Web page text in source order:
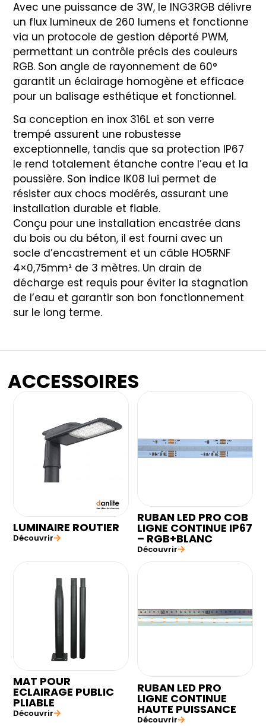
Avec une puissance de 3W, le ING3RGB délivre
un flux lumineux de 260 lumens et fonctionne
via un protocole de gestion déporté PWM,
permettant un contrôle précis des couleurs
RGB. Son angle de rayonnement de 60°
garantit un éclairage homogène et efficace
pour un balisage esthétique et fonctionnel.
Sa conception en inox 316L et son verre
trempé assurent une robustesse
exceptionnelle, tandis que sa protection IP67
le rend totalement étanche contre l’eau et la
poussière. Son indice IK08 lui permet de
résister aux chocs modérés, assurant une
installation durable et fiable.
Conçu pour une installation encastrée dans
du bois ou du béton, il est fourni avec un
socle d’encastrement et un câble HO5RNF
4×0,75mm² de 3 mètres. Un drain de
décharge est requis pour éviter la stagnation
de l’eau et garantir son bon fonctionnement
sur le long terme.
ACCESSOIRES
LUMINAIRE ROUTIER
Découvrir
RUBAN LED PRO COB
LIGNE CONTINUE IP67
– RGB+BLANC
Découvrir
MAT POUR
ECLAIRAGE PUBLIC
PLIABLE
Découvrir
RUBAN LED PRO
LIGNE CONTINUE
HAUTE PUISSANCE
Découvrir